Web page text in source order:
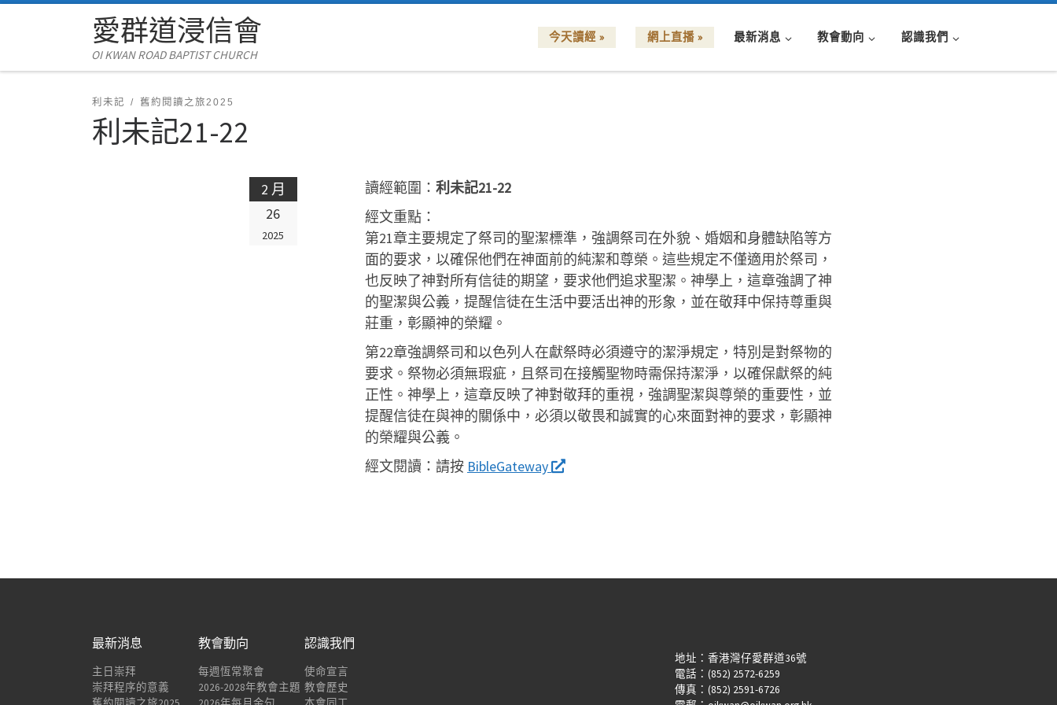
Skip to content愛群道浸信會
OI KWAN ROAD BAPTIST CHURCH
今天讀經 » 網上直播 » 最新消息 教會動向 認識我們
利未記 舊約閱讀之旅2025
利未記21-22
2 月
26
2025
讀經範圍： 利未記21-22
經文重點：
第21章主要規定了祭司的聖潔標準，強調祭司在外貌、婚姻和身體缺陷等方
面的要求，以確保他們在神面前的純潔和尊榮。這些規定不僅適用於祭司，
也反映了神對所有信徒的期望，要求他們追求聖潔。神學上，這章強調了神
的聖潔與公義，提醒信徒在生活中要活出神的形象，並在敬拜中保持尊重與
莊重，彰顯神的榮耀。
第22章強調祭司和以色列人在獻祭時必須遵守的潔淨規定，特別是對祭物的
要求。祭物必須無瑕疵，且祭司在接觸聖物時需保持潔淨，以確保獻祭的純
正性。神學上，這章反映了神對敬拜的重視，強調聖潔與尊榮的重要性，並
提醒信徒在與神的關係中，必須以敬畏和誠實的心來面對神的要求，彰顯神
的榮耀與公義。
經文閱讀： 請按 BibleGateway
最新消息
主日崇拜
崇拜程序的意義
教會動向
每週恆常聚會
2026-2028年教會主題
認識我們
使命宣言
教會歷史
地址：香港灣仔愛群道36號
電話：(852) 2572-6259
傳真：(852) 2591-6726